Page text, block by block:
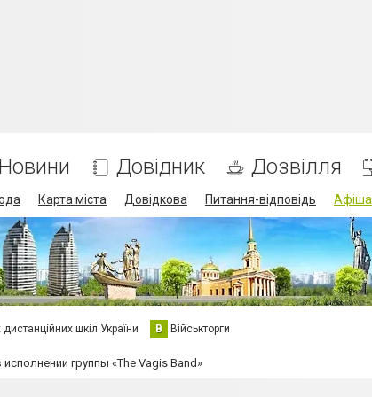
Новини Довідник Дозвілля
Карта міста Довідкова Питання-відповідь Афіша
шкіл України В Військторги
исполнении группы «The Vagis Band»